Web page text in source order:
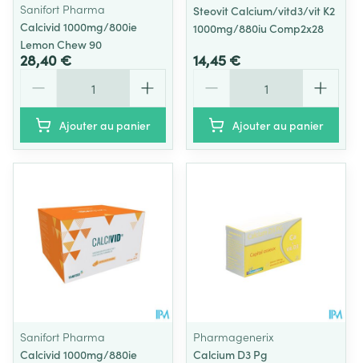
Sanifort Pharma
Calcivid 1000mg/800ie
Lemon Chew 90
28,40 €
Ajouter au panier
Steovit Calcium/vitd3/vit K2
1000mg/880iu Comp2x28
14,45 €
Ajouter au panier
Sanifort Pharma
Calcivid 1000mg/880ie
Pharmagenerix
Calcium D3 Pg